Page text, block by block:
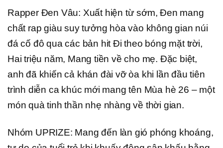
Rapper Đen Vâu: Xuất hiện từ sớm, Đen mang
chất rap giàu suy tưởng hòa vào không gian núi
đá cố đô qua các bản hit Đi theo bóng mặt trời,
Hai triệu năm, Mang tiền về cho mẹ. Đặc biệt,
anh đã khiến cả khán đài vỡ òa khi lần đầu tiên
trình diễn ca khúc mới mang tên Mùa hè 26 – một
món quà tinh thần nhẹ nhàng về thời gian.
Nhóm UPRIZE: Mang đến làn gió phóng khoáng,